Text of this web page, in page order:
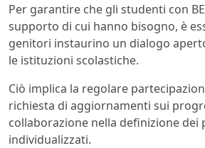
Per garantire che gli studenti con
supporto di cui hanno bisogno, è
genitori instaurino un dialogo
le istituzioni scolastiche.
Ciò implica la regolare
richiesta di aggiornamenti sui
collaborazione nella definizione dei
individualizzati.